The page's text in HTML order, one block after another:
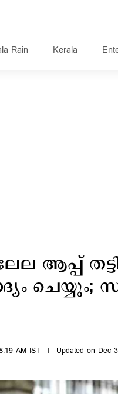
Rain Kerala
ആപ്പ്
AM IST Updated on Dec